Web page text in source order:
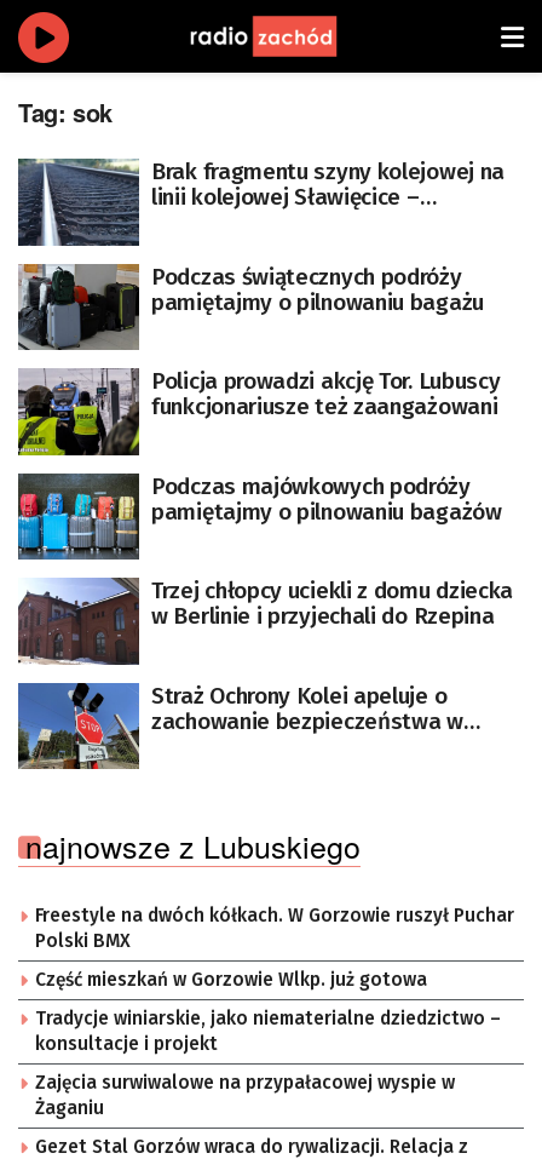
Tag: sok
Brak fragmentu szyny kolejowej na
linii kolejowej Sławięcice –
Podczas świątecznych podróży
pamiętajmy o pilnowaniu bagażu
Policja prowadzi akcję Tor. Lubuscy
funkcjonariusze też zaangażowani
Podczas majówkowych podróży
pamiętajmy o pilnowaniu bagażów
Trzej chłopcy uciekli z domu dziecka
w Berlinie i przyjechali do Rzepina
Straż Ochrony Kolei apeluje o
zachowanie bezpieczeństwa w
najnowsze z Lubuskiego
Freestyle na dwóch kółkach. W Gorzowie ruszył Puchar
Polski BMX
Część mieszkań w Gorzowie Wlkp. już gotowa
Tradycje winiarskie, jako niematerialne dziedzictwo –
konsultacje i projekt
Zajęcia surwiwalowe na przypałacowej wyspie w
Żaganiu
Gezet Stal Gorzów wraca do rywalizacji. Relacja z